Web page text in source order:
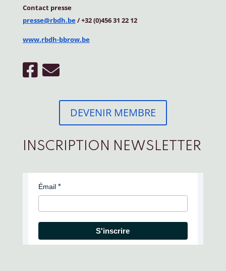
Contact presse
presse@rbdh.be/ +32 (0)456 31 22 12
www.rbdh-bbrow.be
DEVENIR MEMBRE
INSCRIPTION NEWSLETTER
Émail
S'inscrire